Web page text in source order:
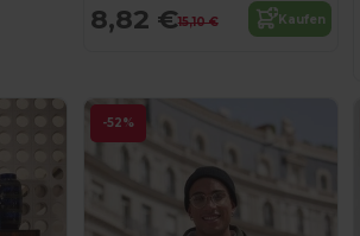
8,82 €15,10 € Kaufen
-52%